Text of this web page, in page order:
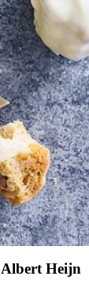
Albert Heijn